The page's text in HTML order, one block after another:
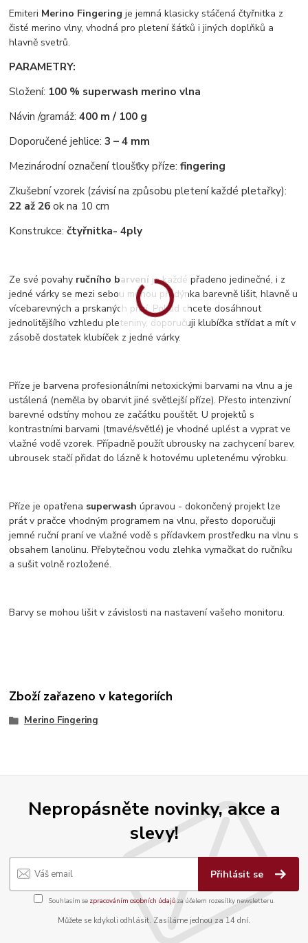
Emiteri Merino Fingering je jemná klasicky stáčená čtyřnitka z
čisté merino vlny, vhodná pro pletení šátků i jiných doplňků a
hlavně svetrů.
PARAMETRY:
Složení: 100 % superwash merino vlna
Návin /gramáž: 400 m / 100 g
Doporučené jehlice:3 – 4 mm
Mezinárodní označení tloušťky příze:fingering
Zkušební vzorek (závisí na způsobu pletení každé pletařky):
22 až 26ok na 10 cm
Konstrukce:čtyřnitka- 4ply
Ze své povahy ručního barvení je každé přadeno jedinečné, i z
jedné várky se mezi sebou mohou přadýnka barevně lišit, hlavně u
vícebarevných a prskaných přízí. Pokud chcete dosáhnout
jednolitějšího vzhledu pleteniny, doporučuji klubíčka střídat a mít v
zásobě dostatek klubíček z jedné várky.
Příze je barvena profesionálními netoxickými barvami na vlnu a je
ustálená (neměla by obarvit jiné světlejší příze). Přesto intenzivní
barevné odstíny mohou ze začátku pouštět. U projektů s
kontrastními barvami (tmavé/světlé) je vhodné uplést a vyprat ve
vlažné vodě vzorek. Případně použít ubrousky na zachycení barev,
ubrousek stačí přidat do lázně k hotovému upletenému výrobku.
Příze je opatřena superwash úpravou - dokončený projekt lze
prát v pračce vhodným programem na vlnu, přesto doporučuji
jemné ruční praní ve vlažné vodě s přídavkem prostředku na vlnu s
obsahem lanolinu. Přebytečnou vodu zlehka vymačkat do ručníku
a sušit volně rozložené.
Barvy se mohou lišit v závislosti na nastavení vašeho monitoru.
Zboží zařazeno v kategoriích
Merino Fingering
Nepropásněte novinky, akce a
slevy!
Přihlásit se
Souhlasím se zpracováním osobních údajůza účelem rozesílky newsletteru.
Můžete se kdykoli odhlásit. Zasíláme jednou za 14 dní.